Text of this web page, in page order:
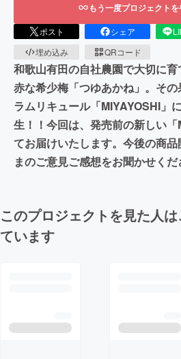
もう一度プロジェクト
ポスト シェア
埋め込み
QRコード
和歌山有田の自社農園で大切に
赤な希少梅「つゆあかね」。そ
ラムリキュール「MIYAYOSHI」
生！！今回は、発売前の新しい
てお届けいたします。今後の商
まのご意見ご感想をお聞かせくだ
このプロジェクトを見た人
ています